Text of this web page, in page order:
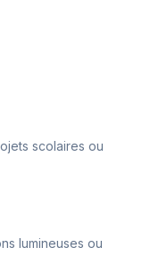
scolaires ou
lumineuses ou